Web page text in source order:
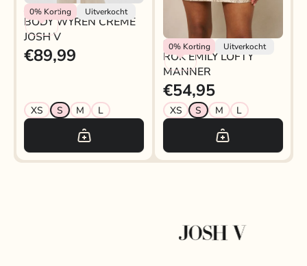
0% Korting Uitverkocht
Josh V
BODY WYREN CRÈME
JOSH V
€89,99
XS S M L
0%Korting Uitverkocht
Lofty Manner
ROK EMILY LOFTY
MANNER
€54,95
XS S M L